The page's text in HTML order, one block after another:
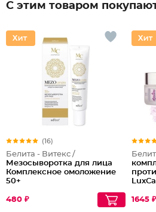
С этим товаром
(16)
Белита - Витекс /
Мезосыворотка для лица
Комплексное омоложение
50+
480 ₽ 1645 ₽